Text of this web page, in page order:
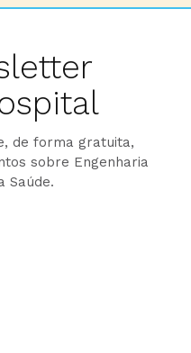
de forma gratuita,
sobre Engenharia
Saúde.